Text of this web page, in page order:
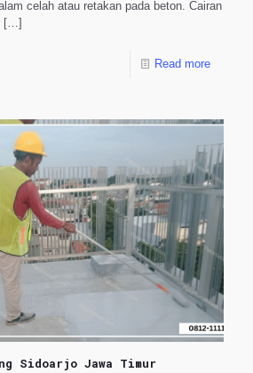
celah atau retakan pada beton. Cairan
[…]
Read more
Sidoarjo Jawa Timur